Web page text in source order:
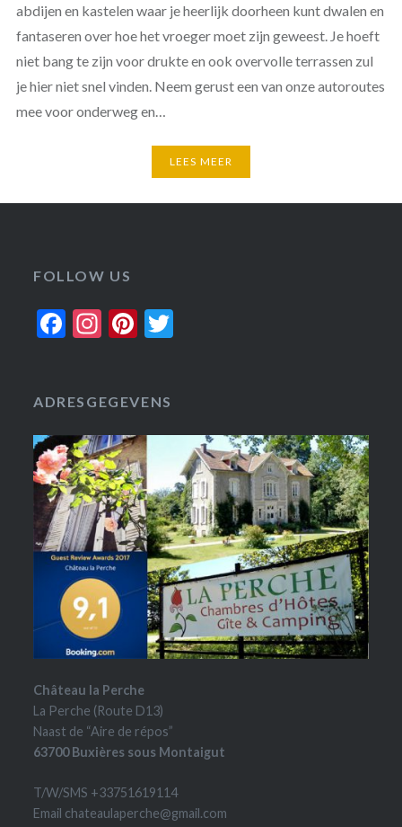
abdijen en kastelen waar je heerlijk doorheen kunt dwalen en
fantaseren over hoe het vroeger moet zijn geweest. Je hoeft
niet bang te zijn voor drukte en ook overvolle terrassen zul
je hier niet snel vinden. Neem gerust een van onze autoroutes
mee voor onderweg en…
LEES MEER
FOLLOW US
Facebook
Instagram
Pinterest
ADRESGEGEVENS
Château la Perche
La Perche (Route D13)
Naast de “Aire de répos”
63700 Buxières sous Montaigut
T/W/SMS +33751619114
Email chateaulaperche@gmail.com